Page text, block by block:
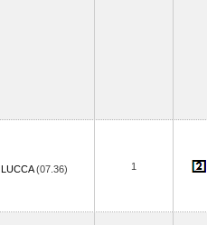
LUCCA(07.36) 1